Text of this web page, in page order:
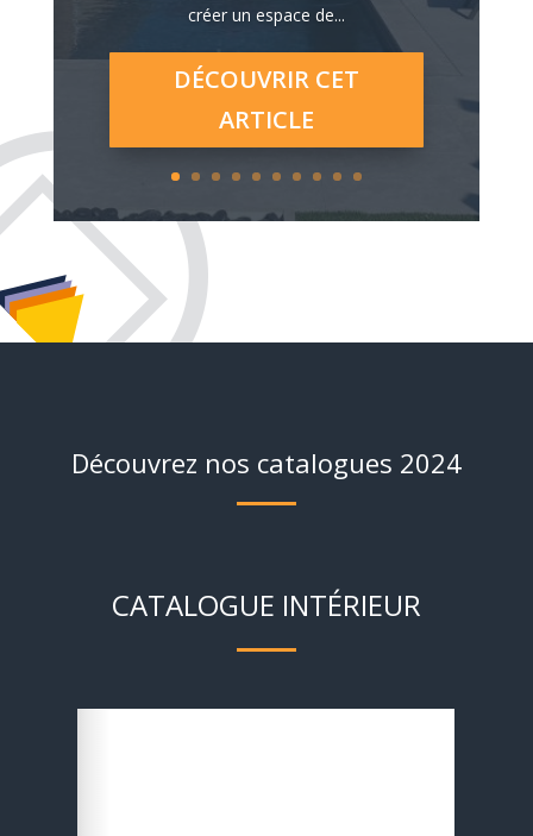
créer un espace de...
DÉCOUVRIR CET
ARTICLE
Découvrez nos catalogues 2024
CATALOGUE INTÉRIEUR